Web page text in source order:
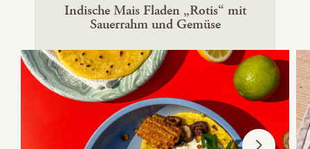
Indische Mais Fladen „Rotis“ mit
Sauerrahm und Gemüse